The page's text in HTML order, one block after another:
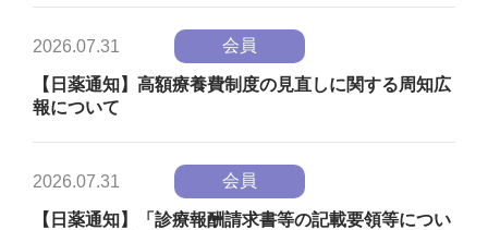
2026.07.31 会員
【日薬通知】高額療養費制度の見直しに関する周知広
報について
2026.07.31 会員
【日薬通知】「診療報酬請求書等の記載要領等につい